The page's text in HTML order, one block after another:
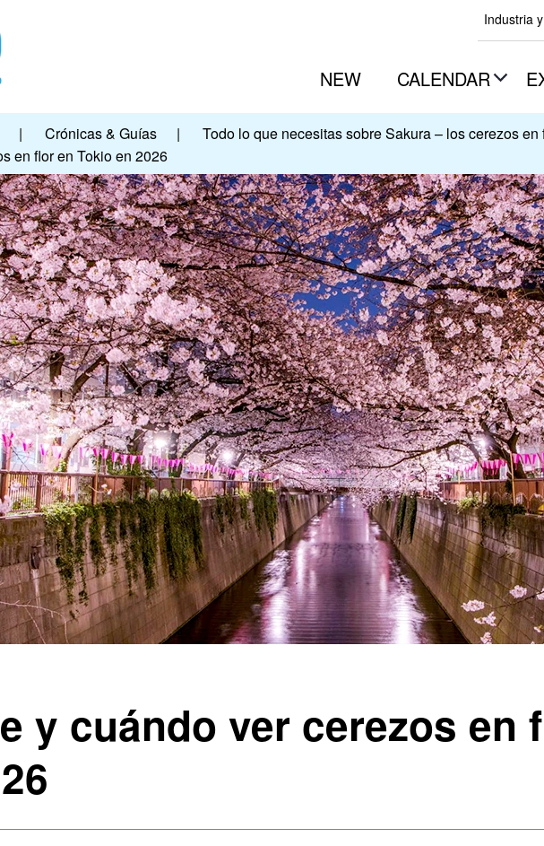
Industria
NEW CALENDAR
| Crónicas & Guías |
Todo lo que necesitas sobre Sakura – los cerezos
en flor en Tokio en 2026
y cuándo ver cerezos en